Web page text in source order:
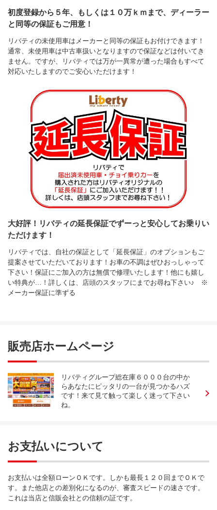
初度登録から５年、もしくは１０万ｋｍまで、ディーラー
と同等の保証もご用意！
リバティの未使用車はメーカーと同等の保証もお付けできます！
通常、未使用車は中古車扱いとなりますので保証などは付いてき
ません。ですが、リバティでは万が一異常が遭った場合もすべて
対応いたしますのでご安心いただけます！
大好評！リバティの延長保証でずーっと安心してお乗りい
ただけます！
リバティでは、自社の保証として「延長保証」のオプションもご
提案させていただいております！お車の不調はぜひおっしゃって
下さい！保証にご加入の方は無償で修理いたします！他にも嬉し
い特典が…！詳しくは、店頭のスタッフにまでお尋ね下さい♪ ※
メーカー保証に準ずる
販売店ホームページ
リバティグループ総在庫６０００台の中か
らあなたにピッタリの一台が見つかるハズ
です！来て見て触って楽しく迷って下さい
ね。
お支払いについて
お支払いは全額ローンＯＫです。しかも最長１２０回までＯＫで
す。また他店との差別化になるのが、審査スピードの速さです。
これは当店と信販会社との信頼の証です。